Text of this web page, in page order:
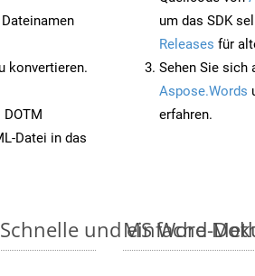
konvertieren.
Datei in das
um das SDK
Releases für
Sehen Sie sich
Aspose.Words
erfahren.
und einfache
MS Word-